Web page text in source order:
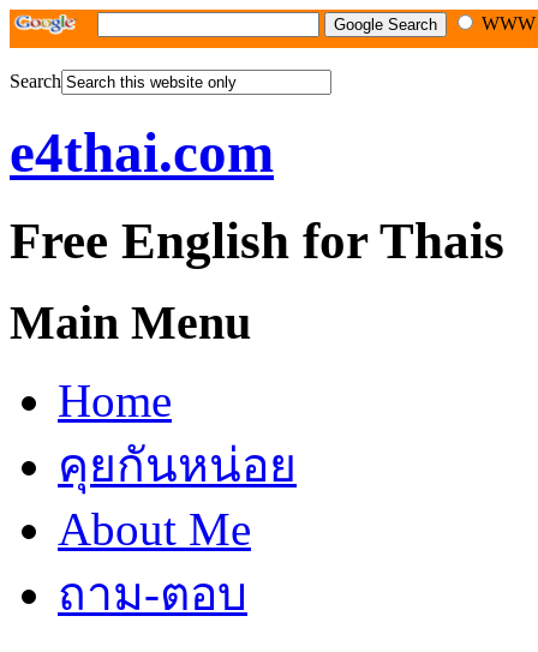
Search
e4thai.com
Free English for Thais
Main Menu
Home
คุยกันหน่อย
About Me
ถาม-ตอบ